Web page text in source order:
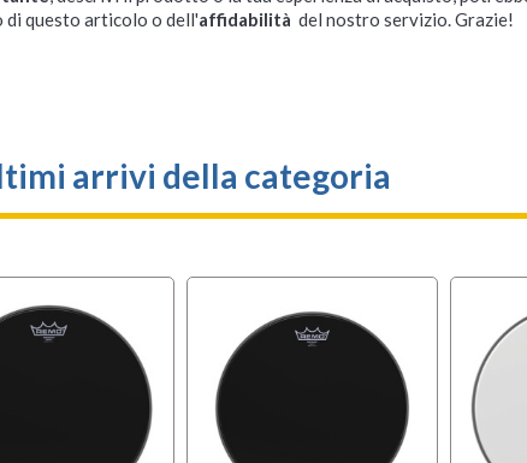
questo articolo o dell'affidabilità del nostro servizio. Grazie!
arrivi della categoria